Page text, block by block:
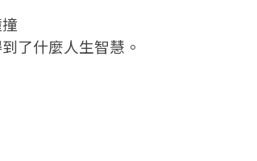
了什麼人生智慧。